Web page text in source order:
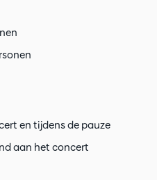
en tijdens de pauze
aan het concert